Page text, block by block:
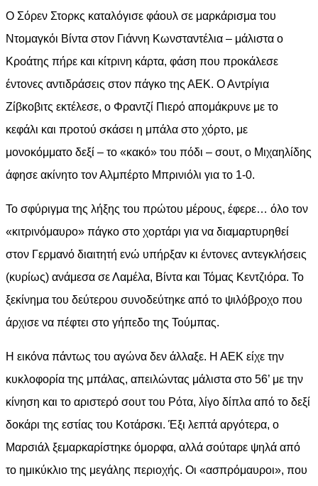
Ο Σόρεν Στορκς καταλόγισε φάουλ σε μαρκάρισμα του
Ντομαγκόι Βίντα στον Γιάννη Κωνσταντέλια – μάλιστα ο
Κροάτης πήρε και κίτρινη κάρτα, φάση που προκάλεσε
έντονες αντιδράσεις στον πάγκο της ΑΕΚ. Ο Αντρίγια
Ζίβκοβιτς εκτέλεσε, ο Φραντζί Πιερό απομάκρυνε με το
κεφάλι και προτού σκάσει η μπάλα στο χόρτο, με
μονοκόμματο δεξί – το «κακό» του πόδι – σουτ, ο Μιχαηλίδης
άφησε ακίνητο τον Αλμπέρτο Μπρινιόλι για το 1-0.
Το σφύριγμα της λήξης του πρώτου μέρους, έφερε… όλο τον
«κιτρινόμαυρο» πάγκο στο χορτάρι για να διαμαρτυρηθεί
στον Γερμανό διαιτητή ενώ υπήρξαν κι έντονες αντεγκλήσεις
(κυρίως) ανάμεσα σε Λαμέλα, Βίντα και Τόμας Κεντζιόρα. Το
ξεκίνημα του δεύτερου συνοδεύτηκε από το ψιλόβροχο που
άρχισε να πέφτει στο γήπεδο της Τούμπας.
Η εικόνα πάντως του αγώνα δεν άλλαξε. Η ΑΕΚ είχε την
κυκλοφορία της μπάλας, απειλώντας μάλιστα στο 56’ με την
κίνηση και το αριστερό σουτ του Ρότα, λίγο δίπλα από το δεξί
δοκάρι της εστίας του Κοτάρσκι. Έξι λεπτά αργότερα, ο
Μαρσιάλ ξεμαρκαρίστηκε όμορφα, αλλά σούταρε ψηλά από
το ημικύκλιο της μεγάλης περιοχής. Οι «ασπρόμαυροι», που